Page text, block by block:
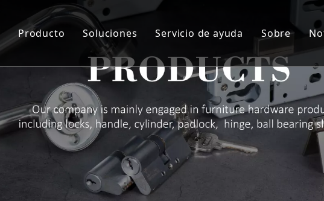
Producto
Cuerpo de la cerradura
Serie de manija de bloqueo
Bisagra
Bloqueo de almohadilla
Cerradura de cajón
Soluciones
Solución personalizada
Material de artesanía
Servicio de ayuda
Servicio
I + D + i
QA y QC
Auditoría de proveedores y NDA
ROHS
Sobre
Sobre
Sobre
Sobre
Sobre
Sobre